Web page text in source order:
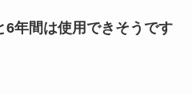
6年間は使用できそうです